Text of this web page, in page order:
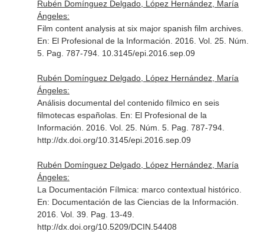
Rubén Domínguez Delgado, López Hernández, María
Ángeles:
Film content analysis at six major spanish film archives.
En: El Profesional de la Información . 2016. Vol. 25. Núm.
5. Pag. 787-794. 10.3145/epi.2016.sep.09
Rubén Domínguez Delgado, López Hernández, María
Ángeles:
Análisis documental del contenido fílmico en seis
filmotecas españolas. En: El Profesional de la
Información . 2016. Vol. 25. Núm. 5. Pag. 787-794.
http://dx.doi.org/10.3145/epi.2016.sep.09
Rubén Domínguez Delgado, López Hernández, María
Ángeles:
La Documentación Fílmica: marco contextual histórico.
En: Documentación de las Ciencias de la Información
2016. Vol. 39. Pag. 13-49.
http://dx.doi.org/10.5209/DCIN.54408